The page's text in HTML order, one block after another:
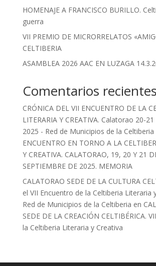
HOMENAJE A FRANCISCO BURILLO.
guerra
VII PREMIO DE MICRORRELATOS
CELTIBERIA
ASAMBLEA 2026 AAC EN LUZAGA
Comentarios recientes
CRÓNICA DEL VII ENCUENTRO DE LA
LITERARIA Y CREATIVA. Calatorao 20-
2025 - Red de Municipios de la Celtiberia
ENCUENTRO EN TORNO A LA
Y CREATIVA. CALATORAO, 19, 20 Y 21
SEPTIEMBRE DE 2025. MEMORIA
CALATORAO SEDE DE LA CULTURA
el VII Encuentro de la Celtiberia Literaria
Red de Municipios de la Celtiberia en
SEDE DE LA CREACIÓN CELTIBÉRICA.
la Celtiberia Literaria y Creativa